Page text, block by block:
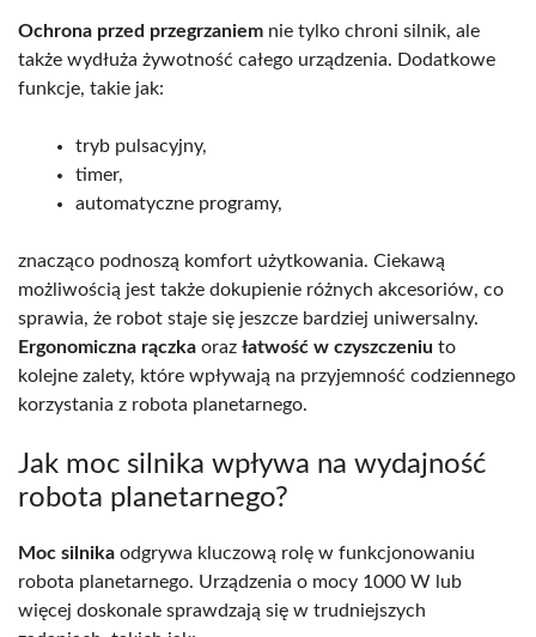
Ochrona przed przegrzaniem nie tylko chroni silnik, ale
także wydłuża żywotność całego urządzenia. Dodatkowe
funkcje, takie jak:
tryb pulsacyjny,
timer,
automatyczne programy,
znacząco podnoszą komfort użytkowania. Ciekawą
możliwością jest także dokupienie różnych akcesoriów, co
sprawia, że robot staje się jeszcze bardziej uniwersalny.
Ergonomiczna rączka oraz łatwość w czyszczeniu to
kolejne zalety, które wpływają na przyjemność codziennego
korzystania z robota planetarnego.
Jak moc silnika wpływa na wydajność
robota planetarnego?
Moc silnika odgrywa kluczową rolę w funkcjonowaniu
robota planetarnego. Urządzenia o mocy 1000 W lub
więcej doskonale sprawdzają się w trudniejszych